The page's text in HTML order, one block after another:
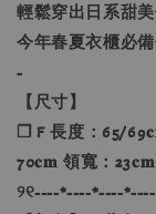
輕鬆穿出日系甜
今年春夏衣櫃必
-
【尺寸】
❐ F 長度：65/
70𝐜𝐦 領寬：
୨୧----*----*----